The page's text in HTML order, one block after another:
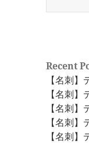
Recent
【名刺
【名刺
【名刺
【名刺
【名刺